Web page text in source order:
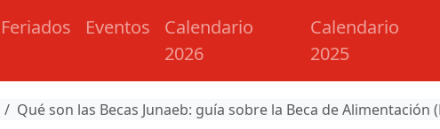
Feriados Eventos
Calendario
2026
Calendario
2025
Qué son las Becas Junaeb: guía sobre la Beca de